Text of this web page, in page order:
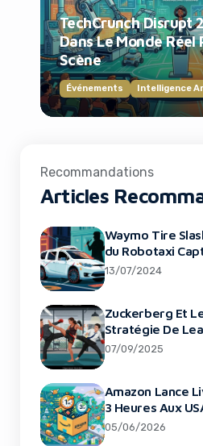
TechCrunch Disrupt
Dans Le Monde Réel
Scène
Événements Intelligence
Recommandations
Articles
Waymo Tire
du Robotaxi
13/07/2024
Zuckerberg Et
Stratégie De
07/09/2025
Amazon Lance
3 Heures Aux
05/06/2026